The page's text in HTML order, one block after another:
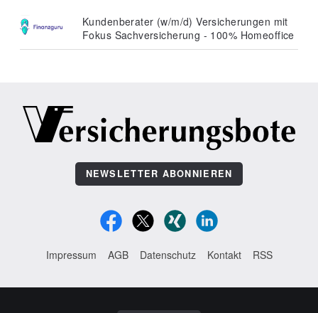
Kundenberater (w/m/d) Versicherungen mit
Fokus Sachversicherung - 100% Homeoffice
NEWSLETTER ABONNIEREN
Impressum AGB Datenschutz Kontakt RSS